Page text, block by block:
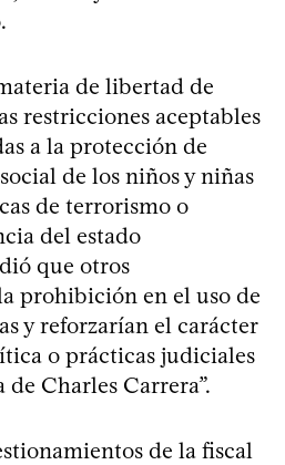
de libertad de
restricciones aceptables
a la protección de
de los niños y niñas
de terrorismo o
del estado
que otros
prohibición en el uso de
y reforzarían el carácter
o prácticas judiciales
Charles Carrera”.
de la fiscal